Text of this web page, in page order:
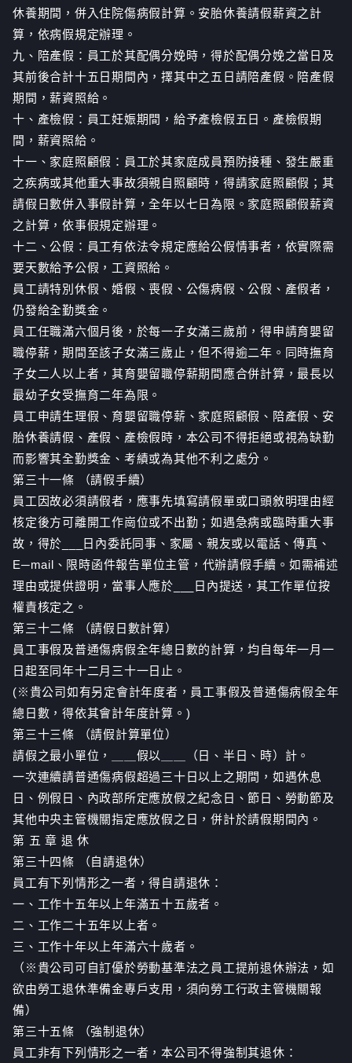
休養期間，併入住院傷病假計算。安胎休養請假薪資之計
算，依病假規定辦理。
九、陪產假：員工於其配偶分娩時，得於配偶分娩之當日及
其前後合計十五日期間內，擇其中之五日請陪產假。陪產假
期間，薪資照給。
十、產檢假：員工妊娠期間，給予產檢假五日。產檢假期
間，薪資照給。
十一、家庭照顧假：員工於其家庭成員預防接種、發生嚴重
之疾病或其他重大事故須親自照顧時，得請家庭照顧假；其
請假日數併入事假計算，全年以七日為限。家庭照顧假薪資
之計算，依事假規定辦理。
十二、公假：員工有依法令規定應給公假情事者，依實際需
要天數給予公假，工資照給。
員工請特別休假、婚假、喪假、公傷病假、公假、產假者，
仍發給全勤獎金。
員工任職滿六個月後，於每一子女滿三歲前，得申請育嬰留
職停薪，期間至該子女滿三歲止，但不得逾二年。同時撫育
子女二人以上者，其育嬰留職停薪期間應合併計算，最長以
最幼子女受撫育二年為限。
員工申請生理假、育嬰留職停薪、家庭照顧假、陪產假、安
胎休養請假、產假、產檢假時，本公司不得拒絕或視為缺勤
而影響其全勤獎金、考績或為其他不利之處分。
第三十一條 （請假手續）
員工因故必須請假者，應事先填寫請假單或口頭敘明理由經
核定後方可離開工作崗位或不出勤；如遇急病或臨時重大事
故，得於___日內委託同事、家屬、親友或以電話、傳真、
E─mail、限時函件報告單位主管，代辦請假手續。如需補述
理由或提供證明，當事人應於___日內提送，其工作單位按
權責核定之。
第三十二條 （請假日數計算）
員工事假及普通傷病假全年總日數的計算，均自每年一月一
日起至同年十二月三十一日止。
(※貴公司如有另定會計年度者，員工事假及普通傷病假全年
總日數，得依其會計年度計算。)
第三十三條 （請假計算單位）
請假之最小單位，＿＿假以＿＿（日、半日、時）計。
一次連續請普通傷病假超過三十日以上之期間，如遇休息
日、例假日、內政部所定應放假之紀念日、節日、勞動節及
其他中央主管機關指定應放假之日，併計於請假期間內。
第 五 章 退 休
第三十四條 （自請退休）
員工有下列情形之一者，得自請退休：
一、工作十五年以上年滿五十五歲者。
二、工作二十五年以上者。
三、工作十年以上年滿六十歲者。
（※貴公司可自訂優於勞動基準法之員工提前退休辦法，如
欲由勞工退休準備金專戶支用，須向勞工行政主管機關報
備）
第三十五條 （強制退休）
員工非有下列情形之一者，本公司不得強制其退休：